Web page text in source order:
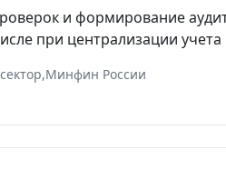
и формирование
при централизации учета
,Минфин России